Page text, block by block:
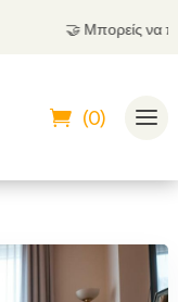
Μπορείς να πληρώσεις και
(0)